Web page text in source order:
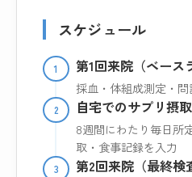
スケジュール
1 第1回来院（ベース
採血・体組成測定・問
2 自宅でのサプリ摂
8週間にわたり毎日所
取・食事記録を入力
3 第2回来院（最終検